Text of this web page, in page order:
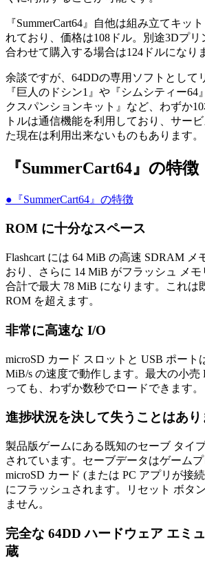
『SummerCart64』自他は組み立てキッ
れており、価格は108ドル。別途3Dプリ
合わせて購入する場合は124ドルになり
余談ですが、64DDの専用ソフトとして
『巨人のドシン1』や『シムシティー64
クスパンションキット』など、わずか
トルは通信機能を利用しており、サー
た現在は利用出来ないものもあります。
『SummerCart64』の特徴
●『SummerCart64』の特徴
ROM に十分なスペース
Flashcart には 64 MiB の高速 SDRAM メ
おり、さらに 14 MiB がフラッシュ メモ
合計で最大 78 MiB になります。これは
ROM を超えます。
非常に高速な I/O
microSD カード スロットと USB ポート
MiB/s の速度で動作します。最大の小売
っても、わずか数秒でロードできます。
進捗状況を決して失うことはあり
製品版ゲームにある既知のセーブ タイ
されています。セーブデータはゲーム
microSD カード (または PC アプリが接
にフラッシュされます。リセット ボタ
ません。
完全な 64DD ハードウェア エミ
蔵